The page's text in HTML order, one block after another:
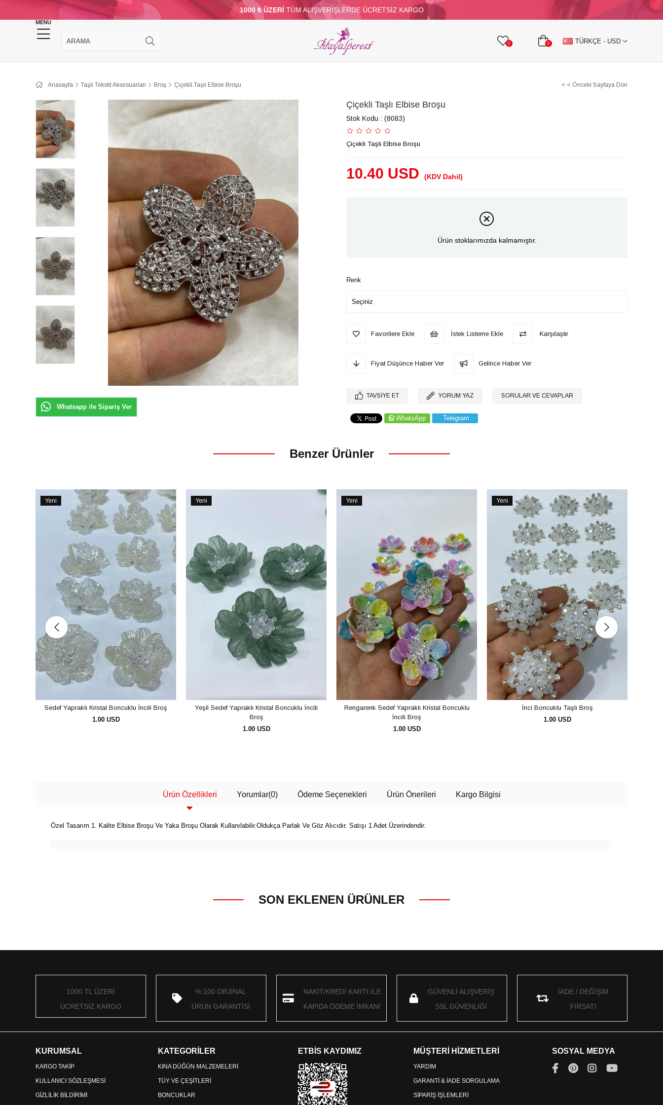
1000 ₺ ÜZERİ TÜM ALIŞVERİŞLERDE ÜCRETSİZ KARGO
MENU
0 0 TÜRKÇE - USD
KINA DÜĞÜN MALZEMELERİ TAKI MALZEMELERİ PARTİ VE SÜS MALZEMELERİ TÜY BONCUKLAR TAŞLI TEKSTİL AKSESUARLARI
TOPTAN DİĞER
Anasayfa Taşlı Tekstil Aksesuarları Broş Çiçekli Taşlı Elbise Broşu < < Önceki Sayfaya Dön
Whatsapp ile Sipariş Ver
Çiçekli Taşlı Elbise Broşu
Stok Kodu (8083)
Çiçekli Taşlı Elbise Broşu
10.40 USD (KDV Dahil)
Ürün stoklarımızda kalmamıştır.
Renk
Favorilere Ekle İstek Listeme Ekle Karşılaştır
Fiyat Düşünce Haber Ver Gelince Haber Ver
TAVSIYE ET YORUM YAZ SORULAR VE CEVAPLAR
WhatsApp Telegram
Benzer Ürünler
Yeni
Sedef Yapraklı Kristal Boncuklu İncili Broş
1.00 USD
Yeni
Yeşil Sedef Yapraklı Kristal Boncuklu İncili
Broş
1.00 USD
Yeni
Rengarenk Sedef Yapraklı Kristal Boncuklu
İncili Broş
1.00 USD
Yeni
İnci Boncuklu Taşlı Broş
1.00 USD
Ürün Özellikleri Yorumlar(0) Ödeme Seçenekleri Ürün Önerileri Kargo Bilgisi
Özel Tasarım 1. Kalite Elbise Broşu Ve Yaka Broşu Olarak Kullanılabilir.Oldukça Parlak Ve Göz Alıcıdır. Satışı 1 Adet Üzerindendir.
SON EKLENEN ÜRÜNLER
1000 TL ÜZERİ
ÜCRETSİZ KARGO
% 100 ORJİNAL
ÜRÜN GARANTİSİ
NAKİT/KREDİ KARTI İLE
KAPIDA ÖDEME İMKANI
GÜVENLİ ALIŞVERİŞ
SSL GÜVENLİĞİ
İADE / DEĞİŞİM
FIRSATI
KURUMSAL
KARGO TAKİP
KULLANICI SÖZLEŞMESİ
GİZLİLİK BİLDİRİMİ
KATEGORİLER
KINA DÜĞÜN MALZEMELERİ
TÜY VE ÇEŞİTLERİ
BONCUKLAR
ETBİS KAYDIMIZ MÜŞTERİ HİZMETLERİ
YARDIM
GARANTİ & İADE SORGULAMA
SİPARİŞ İŞLEMLERİ
SOSYAL MEDYA